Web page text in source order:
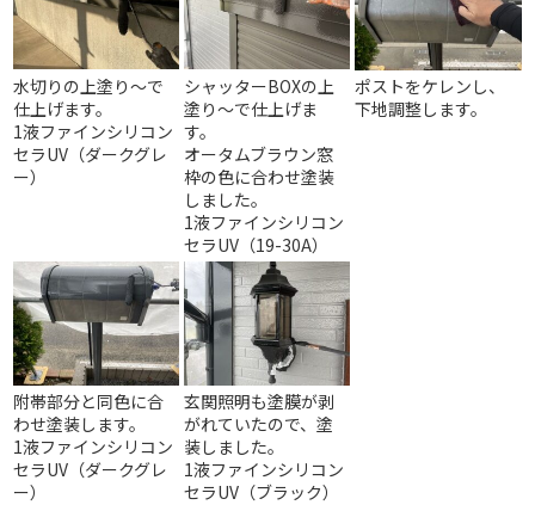
水切りの上塗り～で
仕上げます。
1液ファインシリコン
セラUV（ダークグレ
ー）
シャッターBOXの上
塗り～で仕上げま
す。
オータムブラウン窓
枠の色に合わせ塗装
しました。
1液ファインシリコン
セラUV（19-30A）
ポストをケレンし、
下地調整します。
附帯部分と同色に合
わせ塗装します。
1液ファインシリコン
セラUV（ダークグレ
ー）
玄関照明も塗膜が剥
がれていたので、塗
装しました。
1液ファインシリコン
セラUV（ブラック）